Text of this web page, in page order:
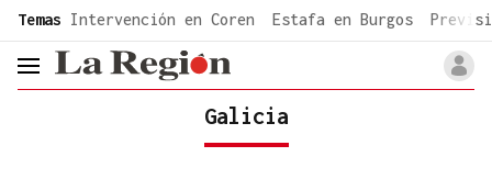
common.go-to-content
Temas Intervención en Coren Estafa en Burgos
header.menu.open
Galicia